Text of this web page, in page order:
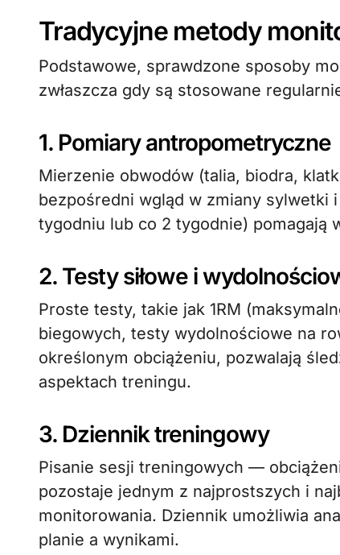
Tradycyjne metody
Podstawowe, sprawdzone sposoby
zwłaszcza gdy są stosowane
1. Pomiary antropometryczne
Mierzenie obwodów (talia, biodra,
bezpośredni wgląd w zmiany sylwetki
tygodniu lub co 2 tygodnie) pomagają
2. Testy siłowe i
Proste testy, takie jak 1RM
biegowych, testy wydolnościowe na
określonym obciążeniu, pozwalają
aspektach treningu.
3. Dziennik treningowy
Pisanie sesji treningowych —
pozostaje jednym z najprostszych i
monitorowania. Dziennik umożliwia
planie a wynikami.